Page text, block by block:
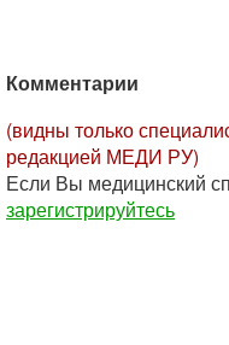
Комментарии
(видны только
редакцией МЕДИ РУ)
Если Вы медицинский
зарегистрируйтесь